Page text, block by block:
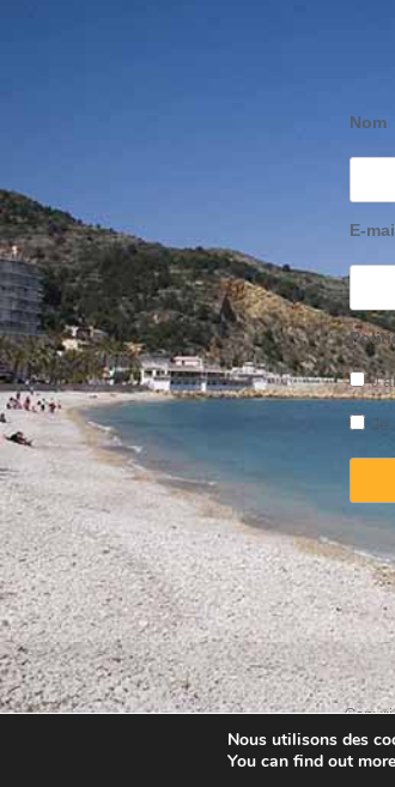
Nom
E-
Je
Nous utilisons des
You can find out